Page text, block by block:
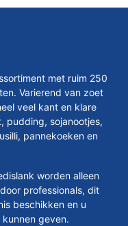
met ruim 250
Varierend van zoet
veel kant en klare
pudding, sojanootjes,
pannekoeken en
worden alleen
professionals, dit
beschikken en u
geven.